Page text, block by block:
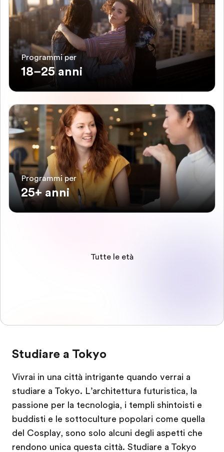
Programmi per
18–25 anni
Programmi per
25+ anni
Tutte le età
Studiare a Tokyo
Vivrai in una città intrigante quando verrai a
studiare a Tokyo. L’architettura futuristica, la
passione per la tecnologia, i templi shintoisti e
buddisti e le sottoculture popolari come quella
del Cosplay, sono solo alcuni degli aspetti che
rendono unica questa città. Studiare a Tokyo